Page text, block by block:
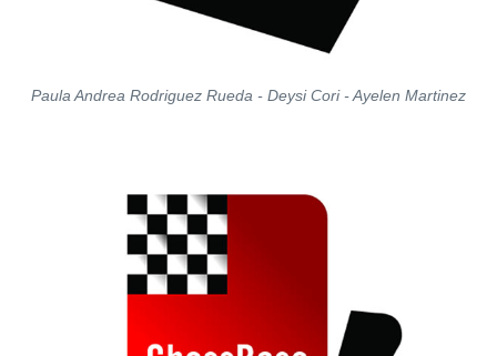
Paula Andrea Rodriguez Rueda - Deysi Cori - Ayelen Martinez